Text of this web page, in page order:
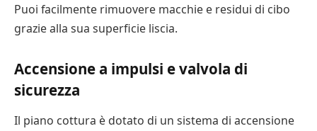
Puoi facilmente rimuovere macchie e residui di cibo
grazie alla sua superficie liscia.
Accensione a impulsi e valvola di
sicurezza
Il piano cottura è dotato di un sistema di accensione